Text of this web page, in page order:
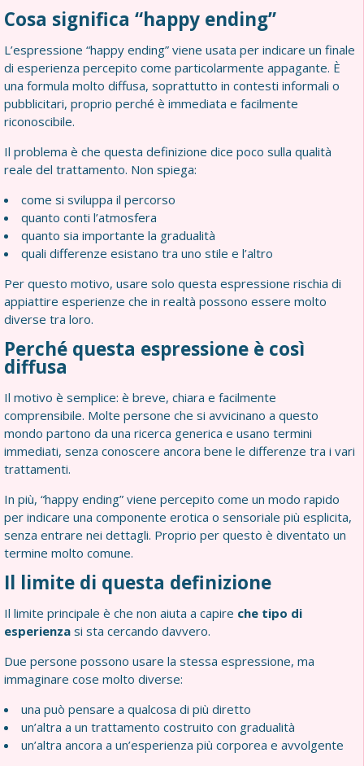
Cosa significa “happy ending”
L’espressione “happy ending” viene usata per indicare un finale
di esperienza percepito come particolarmente appagante. È
una formula molto diffusa, soprattutto in contesti informali o
pubblicitari, proprio perché è immediata e facilmente
riconoscibile.
Il problema è che questa definizione dice poco sulla qualità
reale del trattamento. Non spiega:
come si sviluppa il percorso
quanto conti l’atmosfera
quanto sia importante la gradualità
quali differenze esistano tra uno stile e l’altro
Per questo motivo, usare solo questa espressione rischia di
appiattire esperienze che in realtà possono essere molto
diverse tra loro.
Perché questa espressione è così
diffusa
Il motivo è semplice: è breve, chiara e facilmente
comprensibile. Molte persone che si avvicinano a questo
mondo partono da una ricerca generica e usano termini
immediati, senza conoscere ancora bene le differenze tra i vari
trattamenti.
In più, “happy ending” viene percepito come un modo rapido
per indicare una componente erotica o sensoriale più esplicita,
senza entrare nei dettagli. Proprio per questo è diventato un
termine molto comune.
Il limite di questa definizione
Il limite principale è che non aiuta a capire che tipo di
esperienza si sta cercando davvero.
Due persone possono usare la stessa espressione, ma
immaginare cose molto diverse:
una può pensare a qualcosa di più diretto
un’altra a un trattamento costruito con gradualità
un’altra ancora a un’esperienza più corporea e avvolgente